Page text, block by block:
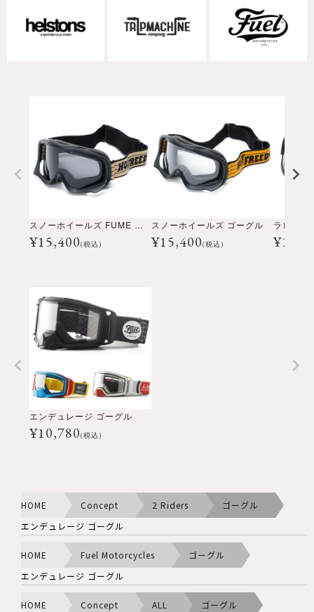
スノーホイールズ FUME ゴーグル
¥15,400(税込)
スノーホイールズ ゴーグル
¥15,400(税込)
ラピナ
¥
エンデュレージ ゴーグル
¥10,780(税込)
HOME Concept 2 Riders
ゴーグル
エンデュレージ ゴーグル
HOME Fuel Motorcycles
ゴーグル
エンデュレージ ゴーグル
HOME Concept ALL
ゴーグル